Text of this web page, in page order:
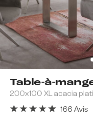
Table-à-
200x100 XL acacia
166 Avis